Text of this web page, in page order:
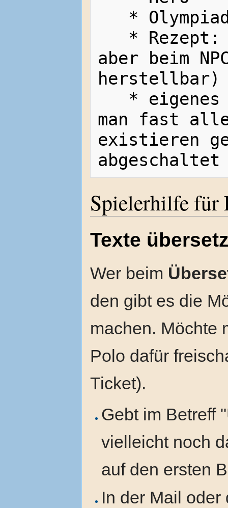
aber beim
herstellbar)
man fast
existieren
Spielerhilfe für
Texte
Wer beim
den gibt es die
machen. Möchte
Polo dafür
Ticket).
Gebt im Betreff
vielleicht noch
auf den ersten
In der Mail oder